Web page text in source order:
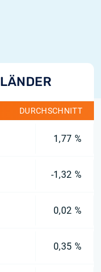
DURCHSCHNITT
1,77 %
-1,32 %
0,02 %
0,35 %